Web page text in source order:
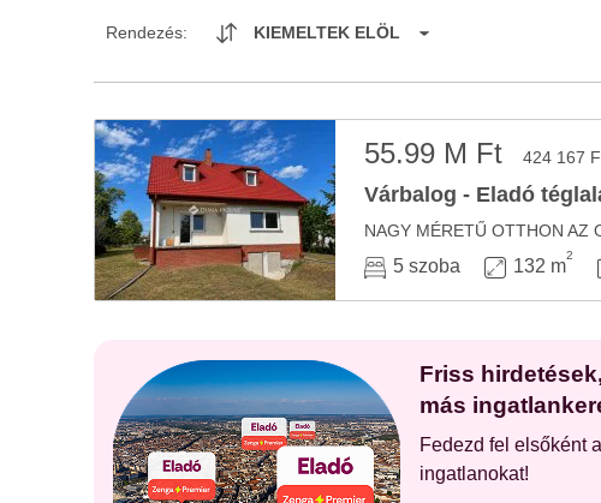
Rendezés: KIEMELTEK ELÖL
55.99 M Ft 424 167
Várbalog - Eladó
5 szoba 132 m
2
Friss
más
Fedezd fel elsőként
ingatlanokat!